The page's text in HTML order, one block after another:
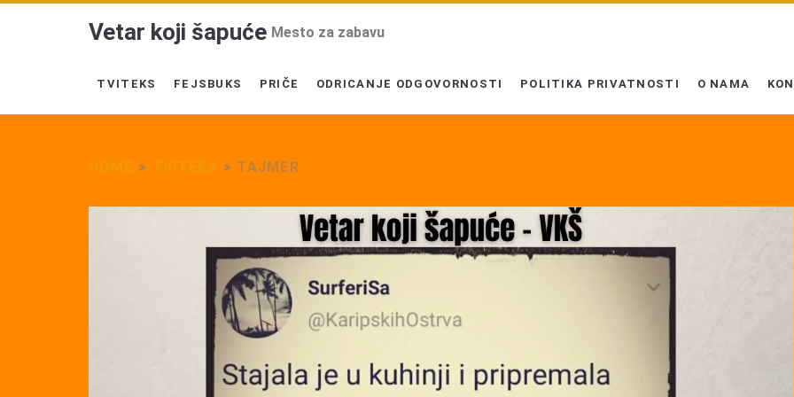
Vetar koji šapuće Mesto za zabavu
TVITEKS FEJSBUKS PRIČE ODRICANJE ODGOVORNOSTI POLITIKA PRIVATNOSTI O NAMA
> > TAJMER